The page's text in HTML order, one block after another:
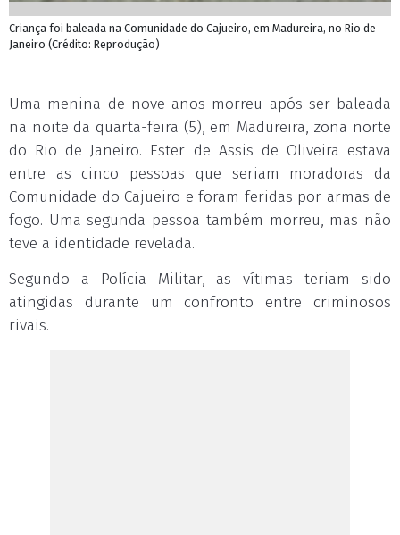
Criança foi baleada na Comunidade do Cajueiro, em Madureira, no Rio de
Janeiro (Crédito: Reprodução)
Uma menina de nove anos morreu após ser baleada
na noite da quarta-feira (5), em Madureira, zona norte
do Rio de Janeiro. Ester de Assis de Oliveira estava
entre as cinco pessoas que seriam moradoras da
Comunidade do Cajueiro e foram feridas por armas de
fogo. Uma segunda pessoa também morreu, mas não
teve a identidade revelada.
Segundo a Polícia Militar, as vítimas teriam sido
atingidas durante um confronto entre criminosos
rivais.